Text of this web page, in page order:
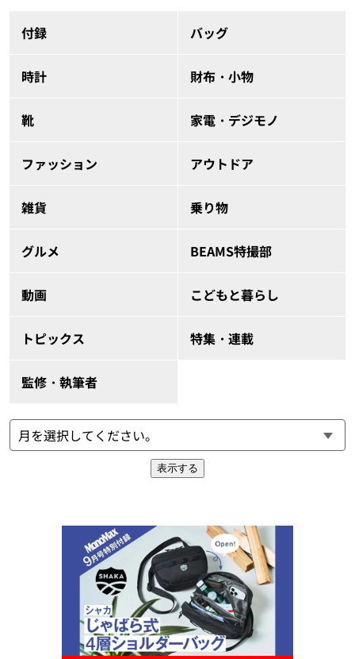
付録 バッグ
時計 財布・小物
靴 家電・デジモノ
ファッション アウトドア
雑貨 乗り物
グルメ BEAMS特撮部
動画 こどもと暮らし
トピックス 特集・連載
監修・執筆者
表示する